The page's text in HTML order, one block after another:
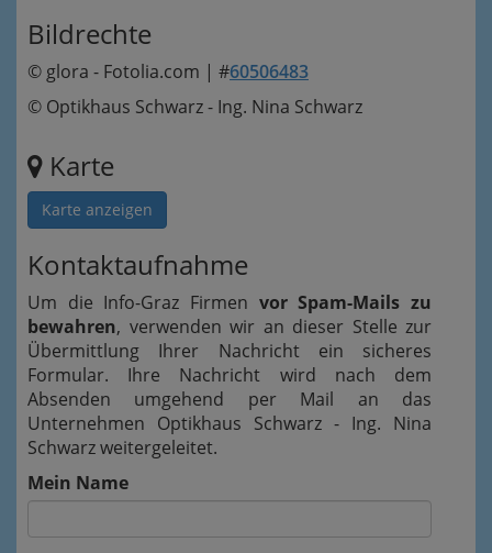
Bildrechte
© glora - Fotolia.com | #60506483
© Optikhaus Schwarz - Ing. Nina Schwarz
Karte
Karte anzeigen
Kontaktaufnahme
Um die Info-Graz Firmen vor Spam-Mails zu
bewahren, verwenden wir an dieser Stelle zur
Übermittlung Ihrer Nachricht ein sicheres
Formular. Ihre Nachricht wird nach dem
Absenden umgehend per Mail an das
Unternehmen Optikhaus Schwarz - Ing. Nina
Schwarz weitergeleitet.
Mein Name